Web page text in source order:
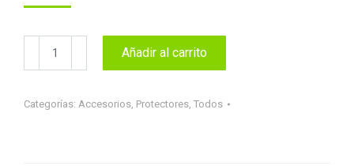
universal
Añadir al carrito
Categorías: Accesorios, Protectores, Todos